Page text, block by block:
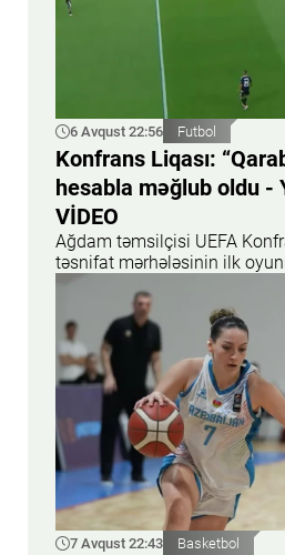
6 Avqust 22:56 Futbol
Konfrans Liqası:
hesabla məğlub oldu -
VİDEO
Ağdam təmsilçisi UEFA
təsnifat mərhələsinin ilk
7 Avqust 22:43 Basketbol